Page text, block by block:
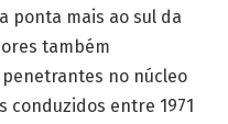
ponta mais ao sul da
também
no núcleo
conduzidos entre 1971